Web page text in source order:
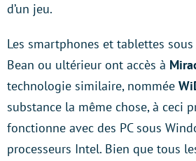
d’un jeu.
Les smartphones et tablettes
Bean ou ultérieur ont accès à
technologie similaire, nommée
substance la même chose, à ceci
fonctionne avec des PC sous
processeurs Intel. Bien que tous